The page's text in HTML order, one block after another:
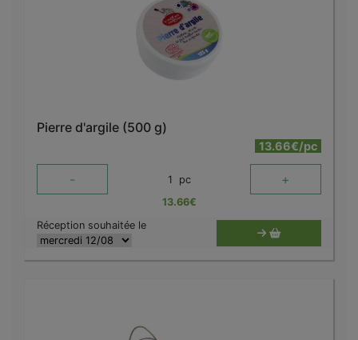
Pierre d'argile (500 g)
13.66€/pc
- 1 pc +
13.66€
Réception souhaitée le